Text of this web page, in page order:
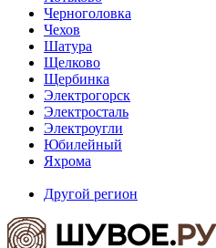
Черноголовка
Чехов
Шатура
Щелково
Щербинка
Электрогорск
Электросталь
Электроугли
Юбилейный
Яхрома
Другой регион